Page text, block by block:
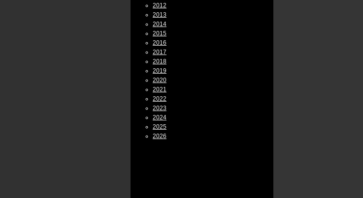
2012
2013
2014
2015
2016
2017
2018
2019
2020
2021
2022
2023
2024
2025
2026